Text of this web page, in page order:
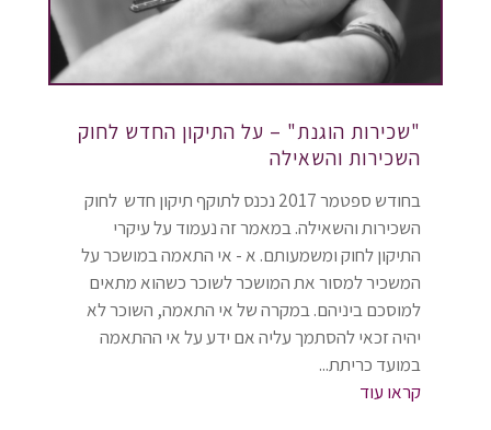
"שכירות הוגנת" – על התיקון החדש לחוק
השכירות והשאילה
בחודש ספטמר 2017 נכנס לתוקף תיקון חדש לחוק
השכירות והשאילה. במאמר זה נעמוד על עיקרי
התיקון לחוק ומשמעותם. א - אי התאמה במושכר על
המשכיר למסור את המושכר לשוכר כשהוא מתאים
למוסכם ביניהם. במקרה של אי התאמה, השוכר לא
יהיה זכאי להסתמך עליה אם ידע על אי ההתאמה
במועד כריתת...
קראו עוד